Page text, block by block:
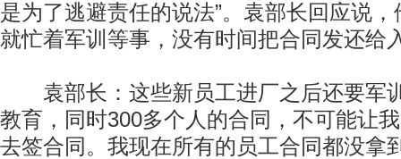
是为了逃避责任的说法”。袁部长回应说
就忙着军训等事，没有时间把合同发还给
袁部长：这些新员工进厂之后还要军
教育，同时300多个人的合同，不可能让
去签合同。我现在所有的员工合同都没拿